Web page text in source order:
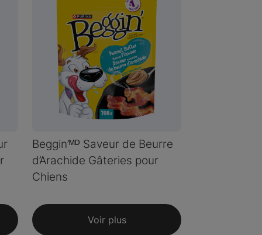
Beggin’ᴹᴰ Saveur de Beurre
d’Arachide Gâteries pour
Chiens
Voir plus